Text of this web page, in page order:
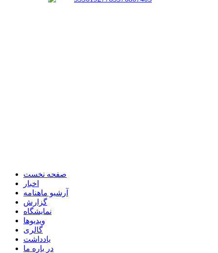
صفحه نخست
اخبار
آرشیو ماهنامه
گزارش
نمایشگاه
ویدیوها
گالری
یادداشت
در باره ما